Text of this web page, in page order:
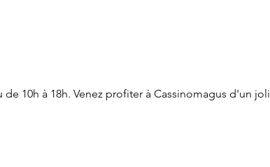
10h à 18h. Venez profiter à Cassinomagus d'un joli